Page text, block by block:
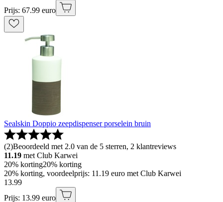
Prijs: 67.99 euro
Sealskin Doppio zeepdispenser porselein bruin
(2)Beoordeeld met 2.0 van de 5 sterren, 2 klantreviews
11.19 met Club Karwei
20% korting20% korting
20% korting, voordeelprijs: 11.19 euro met Club Karwei
13.99
Prijs: 13.99 euro